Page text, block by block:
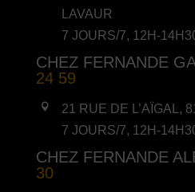
LAVAUR
7 JOURS/7, 12H-
CHEZ FERNANDE
24 59

21 RUE DE L’AÏGAL,
7 JOURS/7, 12H-
CHEZ FERNANDE
30